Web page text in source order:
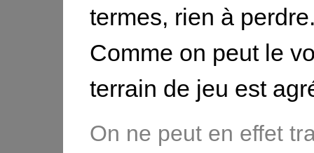
termes, rien à
Comme on peut le
terrain de jeu est
On ne peut en effet